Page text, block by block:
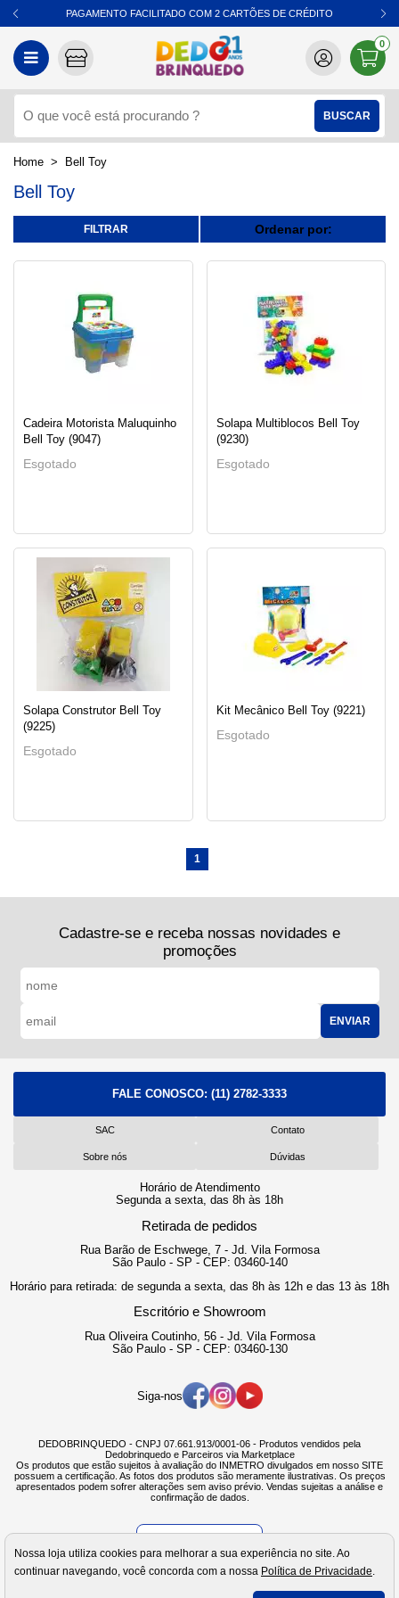
PAGAMENTO FACILITADO COM 2 CARTÕES DE CRÉDITO
0
Bell Toy
Bell Toy
Ordenar por:
Cadeira Motorista Maluquinho
Bell Toy (9047)
Esgotado
Solapa Multiblocos Bell Toy
(9230)
Esgotado
Solapa Construtor Bell Toy
(9225)
Esgotado
Kit Mecânico Bell Toy (9221)
Esgotado
1
Cadastre-se e receba nossas novidades e
promoções
ENVIAR
FALE CONOSCO: (11) 2782-3333
SAC Contato
Sobre nós Dúvidas
Horário de Atendimento
Segunda a sexta, das 8h às 18h
Retirada de pedidos
Rua Barão de Eschwege, 7 - Jd. Vila Formosa
São Paulo - SP - CEP: 03460-140
Horário para retirada: de segunda a sexta, das 8h às 12h e das 13 às 18h
Escritório e Showroom
Rua Oliveira Coutinho, 56 - Jd. Vila Formosa
São Paulo - SP - CEP: 03460-130
Siga-nos
DEDOBRINQUEDO - CNPJ 07.661.913/0001-06 - Produtos vendidos pela
Dedobrinquedo e Parceiros via Marketplace
Os produtos que estão sujeitos à avaliação do INMETRO divulgados em nosso SITE
possuem a certificação. As fotos dos produtos são meramente ilustrativas. Os preços
apresentados podem sofrer alterações sem aviso prévio. Vendas sujeitas a análise e
confirmação de dados.
Nossa loja utiliza cookies para melhorar a sua experiência no site. Ao
continuar navegando, você concorda com a nossa Política de Privacidade.